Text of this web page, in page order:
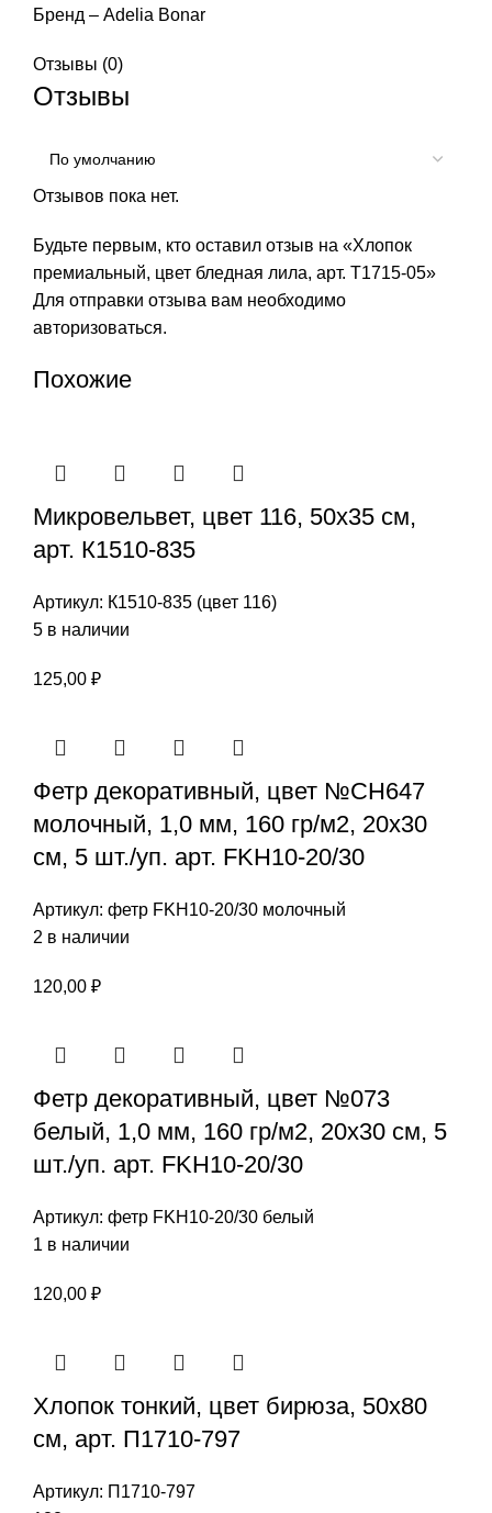
Бренд – Adelia Bonar
Отзывы (0)
Отзывы
Отзывов пока нет.
Будьте первым, кто оставил отзыв на «Хлопок
премиальный, цвет бледная лила, арт. Т1715-05»
Для отправки отзыва вам необходимо
авторизоваться.
Похожие
Микровельвет, цвет 116, 50х35 см,
арт. К1510-835
Артикул: К1510-835 (цвет 116)
5 в наличии
125,00 ₽
Фетр декоративный, цвет №СН647
молочный, 1,0 мм, 160 гр/м2, 20х30
см, 5 шт./уп. арт. FKH10-20/30
Артикул: фетр FKH10-20/30 молочный
2 в наличии
120,00 ₽
Фетр декоративный, цвет №073
белый, 1,0 мм, 160 гр/м2, 20х30 см, 5
шт./уп. арт. FKH10-20/30
Артикул: фетр FKH10-20/30 белый
1 в наличии
120,00 ₽
Хлопок тонкий, цвет бирюза, 50х80
см, арт. П1710-797
Артикул: П1710-797